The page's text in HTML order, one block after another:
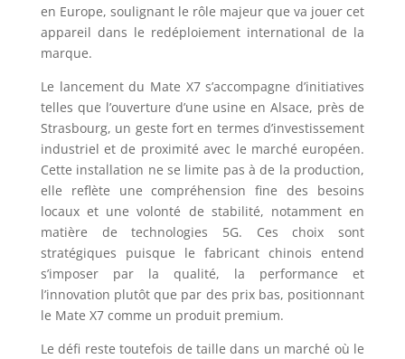
en Europe, soulignant le rôle majeur que va jouer cet
appareil dans le redéploiement international de la
marque.
Le lancement du Mate X7 s’accompagne d’initiatives
telles que l’ouverture d’une usine en Alsace, près de
Strasbourg, un geste fort en termes d’investissement
industriel et de proximité avec le marché européen.
Cette installation ne se limite pas à de la production,
elle reflète une compréhension fine des besoins
locaux et une volonté de stabilité, notamment en
matière de technologies 5G. Ces choix sont
stratégiques puisque le fabricant chinois entend
s’imposer par la qualité, la performance et
l’innovation plutôt que par des prix bas, positionnant
le Mate X7 comme un produit premium.
Le défi reste toutefois de taille dans un marché où le